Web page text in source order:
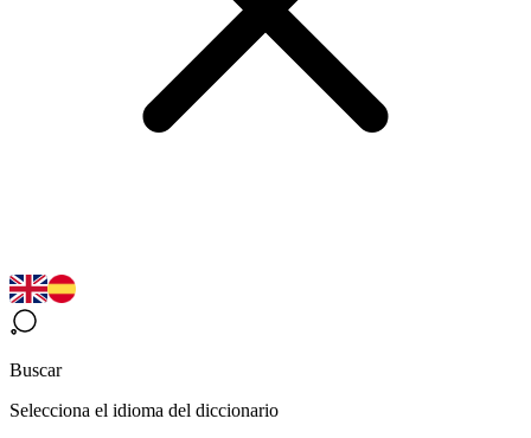
Buscar
Selecciona el idioma del diccionario